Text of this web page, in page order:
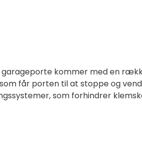
kommer med en
får porten til at stoppe og
som forhindrer